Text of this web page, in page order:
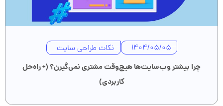
1404/05/05
نکات طراحی سایت
چرا بیشتر وب‌سایت‌ها هیچ‌وقت مشتری نمی‌گیرن؟ (+ راه‌حل
کاربردی)